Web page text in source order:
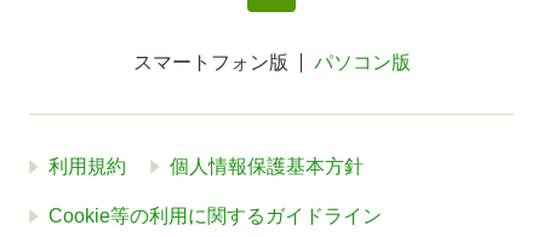
スマートフォン版 パソコン版
利用規約 個人情報保護基本方針
Cookie等の利用に関するガイドライン